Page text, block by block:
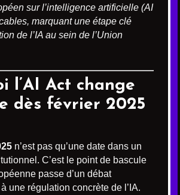
sur l’intelligence artificielle (AI
marquant une étape clé
de l’IA au sein de l’Union
l’AI Act change
dès février 2025
n’est pas qu’une date dans un
C’est le point de bascule
passe d’un débat
une régulation concrète de l’IA.